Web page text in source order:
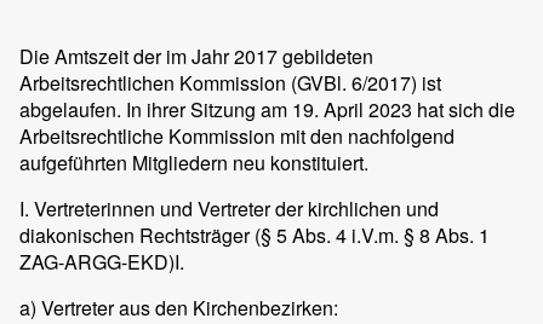
Die Amtszeit der im Jahr 2017 gebildeten
Arbeitsrechtlichen Kommission (GVBl. 6/2017) ist
abgelaufen. In ihrer Sitzung am 19. April 2023 hat sich die
Arbeitsrechtliche Kommission mit den nachfolgend
aufgeführten Mitgliedern neu konstituiert.
I. Vertreterinnen und Vertreter der kirchlichen und
diakonischen Rechtsträger (§ 5 Abs. 4 i.V.m. § 8 Abs. 1
ZAG-ARGG-EKD)I.
a) Vertreter aus den Kirchenbezirken: